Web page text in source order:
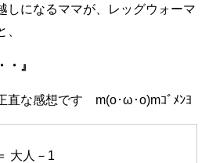
しになるママが、レッグウォーマ
・』
直な感想です m(o･ω･o)mｺﾞﾒﾝﾖ
大人－1